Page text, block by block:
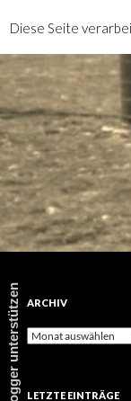
ARCHIV
Archiv
LETZTE EINTRÄGE
Diese Seite